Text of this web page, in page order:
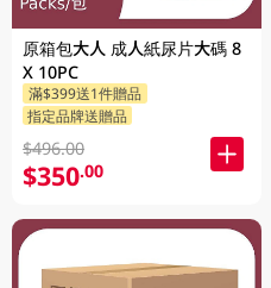
原箱包大人 成人紙尿片大碼 8
X 10PC
滿$399送1件贈品
指定品牌送贈品
$496.00
$350.00